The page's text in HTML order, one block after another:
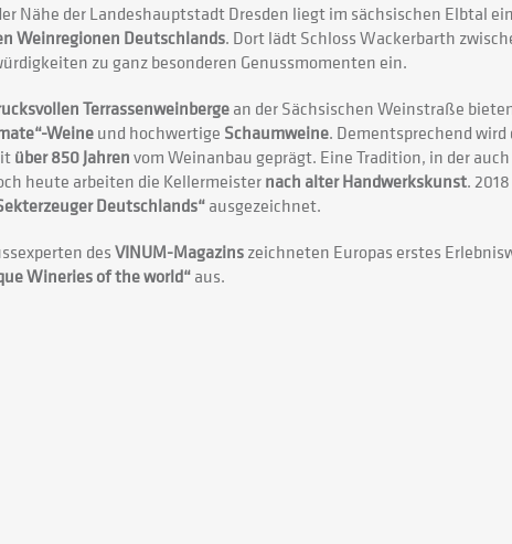
Nähe der Landeshauptstadt Dresden liegt im sächsischen Elbtal
Weinregionen Deutschlands. Dort lädt Schloss Wackerbarth
zu ganz besonderen Genussmomenten ein.
Terrassenweinbergean der Sächsischen Weinstraße
Weineund hochwertige Schaumweine. Dementsprechend
über 850 Jahrenvom Weinanbau geprägt. Eine Tradition, in der
heute arbeiten die Kellermeisternach alter Handwerkskunst.
Deutschlands“ausgezeichnet.
desVINUM-Magazinszeichneten Europas erstes
Wineries of the world“aus.